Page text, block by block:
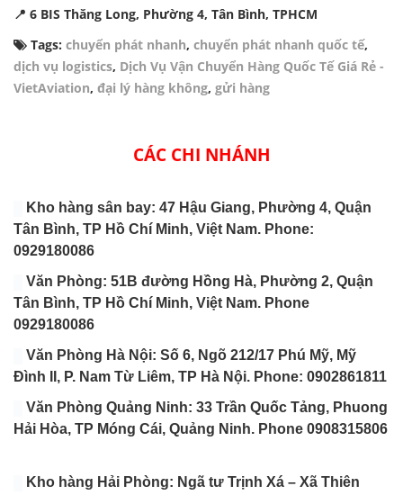
📍 6 BIS Thăng Long, Phường 4, Tân Bình, TPHCM
Tags: chuyển phát nhanh, chuyển phát nhanh quốc tế,
dịch vụ logistics, Dịch Vụ Vận Chuyển Hàng Quốc Tế Giá Rẻ -
VietAviation, đại lý hàng không, gửi hàng
CÁC CHI NHÁNH
Kho hàng sân bay: 47 Hậu Giang, Phường 4, Quận
Tân Bình, TP Hồ Chí Minh, Việt Nam. Phone:
0929180086
Văn Phòng: 51B đường Hồng Hà, Phường 2, Quận
Tân Bình, TP Hồ Chí Minh, Việt Nam. Phone
0929180086
Văn Phòng Hà Nội: Số 6, Ngõ 212/17 Phú Mỹ, Mỹ
Đình II, P. Nam Từ Liêm, TP Hà Nội. Phone: 0902861811
Văn Phòng Quảng Ninh: 33 Trần Quốc Tảng, Phuong
Hải Hòa, TP Móng Cái, Quảng Ninh. Phone 0908315806
Kho hàng Hải Phòng: Ngã tư Trịnh Xá – Xã Thiên